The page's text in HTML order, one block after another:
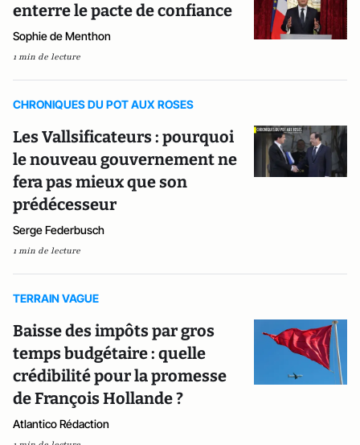
enterre le pacte de confiance
Sophie de Menthon
1 min de lecture
CHRONIQUES DU POT AUX ROSES
Les Vallsificateurs : pourquoi
le nouveau gouvernement ne
fera pas mieux que son
prédécesseur
Serge Federbusch
1 min de lecture
TERRAIN VAGUE
Baisse des impôts par gros
temps budgétaire : quelle
crédibilité pour la promesse
de François Hollande ?
Atlantico Rédaction